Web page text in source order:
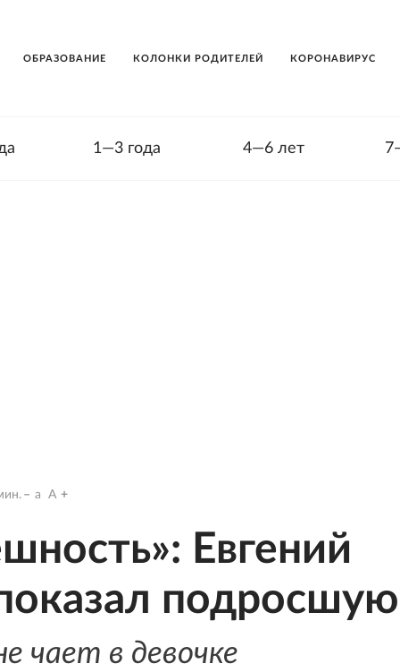
ОБРАЗОВАНИЕ КОЛОНКИ РОДИТЕЛЕЙ КОРОНАВИРУС
1—3 года 4—6 лет
a A
Евгений
подросшую
чает в девочке